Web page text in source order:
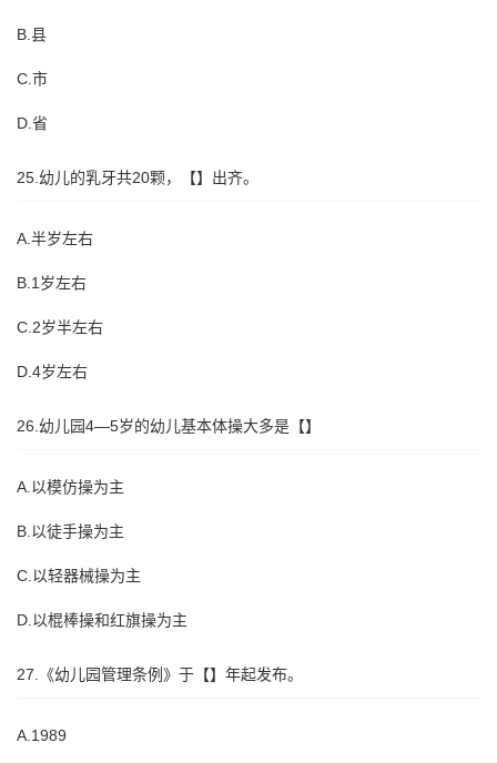
B.县
C.市
D.省
25.幼儿的乳牙共20颗，【】出齐。
A.半岁左右
B.1岁左右
C.2岁半左右
D.4岁左右
26.幼儿园4—5岁的幼儿基本体操大多是【】
A.以模仿操为主
B.以徒手操为主
C.以轻器械操为主
D.以棍棒操和红旗操为主
27.《幼儿园管理条例》于【】年起发布。
A.1989